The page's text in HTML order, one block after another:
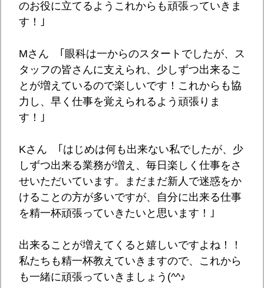
のお役に立てるようこれからも頑張っていきま
す！｣
Mさん ｢眼科は一からのスタートでしたが、ス
タッフの皆さんに支えられ、少しずつ出来るこ
とが増えているので楽しいです！これからも協
力し、早く仕事を覚えられるよう頑張りま
す！｣
Kさん ｢はじめは何も出来ない私でしたが、少
しずつ出来る業務が増え、毎日楽しく仕事をさ
せいただいています。まだまだ新人で迷惑をか
けることの方が多いですが、自分に出来る仕事
を精一杯頑張っていきたいと思います！｣
出来ることが増えてくると嬉しいですよね！！
私たちも精一杯教えていきますので、これから
も一緒に頑張っていきましょう(^^♪